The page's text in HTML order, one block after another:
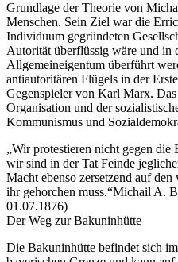
Grundlage der Theorie von
Menschen. Sein Ziel war die
Individuum gegründeten
Autorität überflüssig wäre und in
Allgemeineigentum überführt
antiautoritären Flügels in der
Gegenspieler von Karl Marx.
Organisation und der
Kommunismus und
„Wir protestieren nicht gegen die
wir sind in der Tat Feinde
Macht ebenso zersetzend auf
ihr gehorchen muss.“Michail A.
01.07.1876)
Der Weg zur Bakuninhütte
Die Bakuninhütte befindet sich